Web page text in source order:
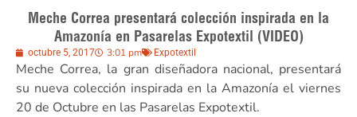
Meche Correa presentará colección inspirada en la
Amazonía en Pasarelas Expotextil (VIDEO)
octubre 5, 2017 3:01 pm Expotextil
Meche Correa, la gran diseñadora nacional, presentará
su nueva colección inspirada en la Amazonía el viernes
20 de Octubre en las Pasarelas Expotextil.